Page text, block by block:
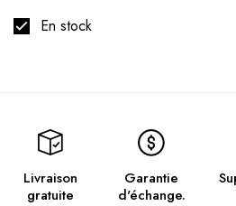
En stock
Livraison
gratuite
Garantie
d'échange.